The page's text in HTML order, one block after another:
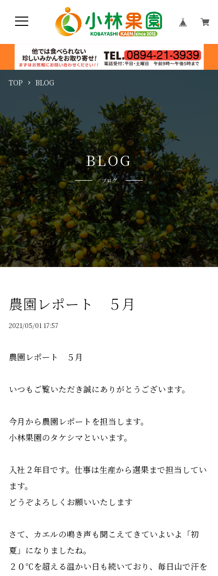
BLOG
ブログ
TOP BLOG
農園レポート ５月
2021/05/01 17:57
農園レポート ５月
いつもご覧いただき誠にありがとうございます。
今月から農園レポートを担当します。
小林果園のタケシマといいます。
入社２年目です。仕事は生産から選果まで担当してい
ます。
どうぞよろしくお願いいたします
さて、カエルの鳴き声も聞こえてきていよいよ「初
夏」になりましたね。
２０℃を超える温かい日も続いており、毎日山で汗を